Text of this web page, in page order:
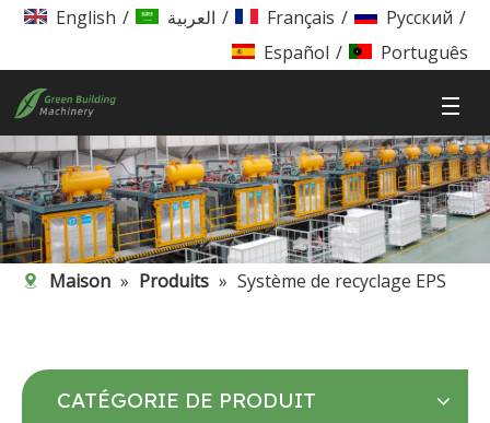
English / العربية / Français / Pусский /
Español / Português
Maison » Produits » Système de recyclage EPS
CATÉGORIE DE PRODUIT